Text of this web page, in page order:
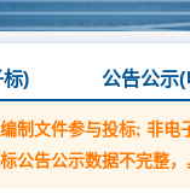
) 公告公示(
制文件参与投标; 非
公告公示数据不完整